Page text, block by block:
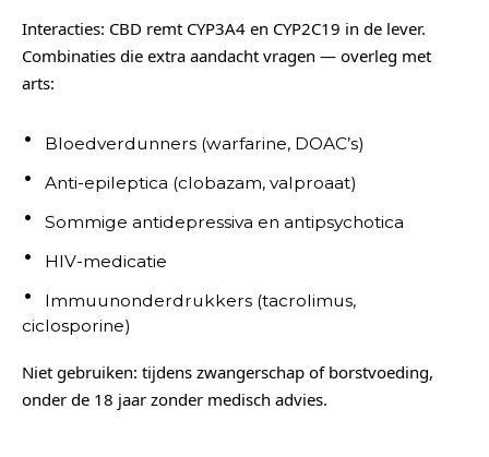
Interacties: CBD remt CYP3A4 en CYP2C19 in de lever.
Combinaties die extra aandacht vragen — overleg met
arts:
Bloedverdunners (warfarine, DOAC’s)
Anti-epileptica (clobazam, valproaat)
Sommige antidepressiva en antipsychotica
HIV-medicatie
Immuunonderdrukkers (tacrolimus,
ciclosporine)
Niet gebruiken: tijdens zwangerschap of borstvoeding,
onder de 18 jaar zonder medisch advies.